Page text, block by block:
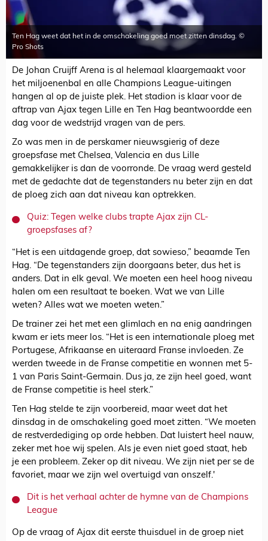
Ten Hag weet dat het in de omschakeling goed moet zitten dinsdag. ©
Pro Shots
De Johan Cruijff Arena is al helemaal klaargemaakt voor
het miljoenenbal en alle Champions League-uitingen
hangen al op de juiste plek. Het stadion is klaar voor de
aftrap van Ajax tegen Lille en Ten Hag beantwoordde een
dag voor de wedstrijd vragen van de pers.
Zo was men in de perskamer nieuwsgierig of deze
groepsfase met Chelsea, Valencia en dus Lille
gemakkelijker is dan de voorronde. De vraag werd gesteld
met de gedachte dat de tegenstanders nu beter zijn en dat
de ploeg zich aan dat niveau kan optrekken.
Quiz: Tegen welke clubs trapte Ajax zijn CL-
groepsfases af?
“Het is een uitdagende groep, dat sowieso,” beaamde Ten
Hag. “De tegenstanders zijn doorgaans beter, dus het is
anders. Dat in elk geval. We moeten een heel hoog niveau
halen om een resultaat te boeken. Wat we van Lille
weten? Alles wat we moeten weten.”
De trainer zei het met een glimlach en na enig aandringen
kwam er iets meer los. “Het is een internationale ploeg met
Portugese, Afrikaanse en uiteraard Franse invloeden. Ze
werden tweede in de Franse competitie en wonnen met 5-
1 van Paris Saint-Germain. Dus ja, ze zijn heel goed, want
de Franse competitie is heel sterk.”
Ten Hag stelde te zijn voorbereid, maar weet dat het
dinsdag in de omschakeling goed moet zitten. “We moeten
de restverdediging op orde hebben. Dat luistert heel nauw,
zeker met hoe wij spelen. Als je even niet goed staat, heb
je een probleem. Zeker op dit niveau. We zijn niet per se de
favoriet, maar we zijn wel overtuigd van onszelf.'
Dit is het verhaal achter de hymne van de Champions
League
Op de vraag of Ajax dit eerste thuisduel in de groep niet